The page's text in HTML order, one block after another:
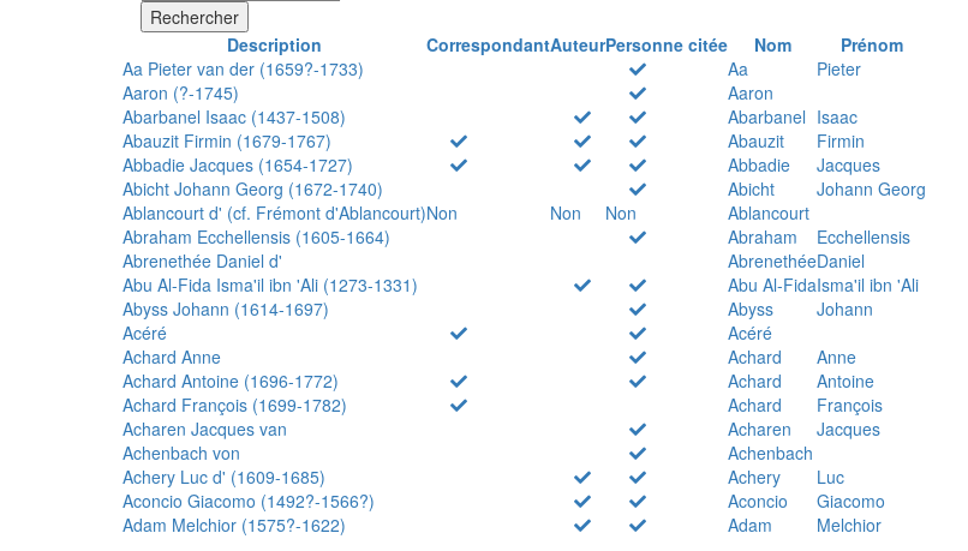
Rechercher
Description
CorrespondantAuteurPersonne citée Nom
Prénom
Aa Pieter van der (1659?-1733)
Aa
Pieter
Aaron (?-1745)
Aaron
Abarbanel Isaac (1437-1508)
Abarbanel Isaac
Abauzit Firmin (1679-1767)
Abauzit
Firmin
Abbadie Jacques (1654-1727)
Abbadie
Jacques
Abicht Johann Georg (1672-1740)
Abicht
Johann Georg
Ablancourt d' (cf. Frémont d'Ablancourt)Non Non Non
Ablancourt
Abraham Ecchellensis (1605-1664)
Abraham
Ecchellensis
Abrenethée Daniel d'
AbrenethéeDaniel
Abu Al-Fida Isma'il ibn 'Ali (1273-1331)
Abu Al-FidaIsma'il ibn 'Ali
Abyss Johann (1614-1697)
Abyss
Johann
Acéré
Acéré
Achard Anne
Achard
Anne
Achard Antoine (1696-1772)
Achard
Antoine
Achard François (1699-1782)
Achard
François
Acharen Jacques van
Acharen
Jacques
Achenbach von
Achenbach
Achery Luc d' (1609-1685)
Achery
Luc
Aconcio Giacomo (1492?-1566?)
Aconcio
Giacomo
Adam Melchior (1575?-1622)
Adam
Melchior